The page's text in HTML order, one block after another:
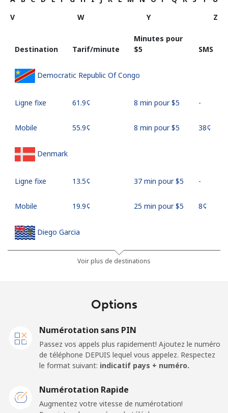
V
W Y Z
Destination Tarif/minute
Minutes pour
⁦$5⁩
SMS
Democratic Republic Of Congo
Ligne fixe ⁦61.9¢⁩ 8 min pour ⁦$5⁩ -
Mobile ⁦55.9¢⁩ 8 min pour ⁦$5⁩ ⁦38¢⁩
Denmark
Ligne fixe ⁦13.5¢⁩ 37 min pour ⁦$5⁩ -
Mobile ⁦19.9¢⁩ 25 min pour ⁦$5⁩ ⁦8¢⁩
Diego Garcia
⁦185.5¢⁩ 2 min pour ⁦$5⁩
Ligne fixe
⁦43.5¢⁩ 11 min pour ⁦$5⁩
Dominica
Voir plus de destinations
Options
Numérotation sans PIN
Passez vos appels plus rapidement! Ajoutez le numéro
de téléphone DEPUIS lequel vous appelez. Respectez
le format suivant: indicatif pays + numéro.
Numérotation Rapide
Augmentez votre vitesse de numérotation!